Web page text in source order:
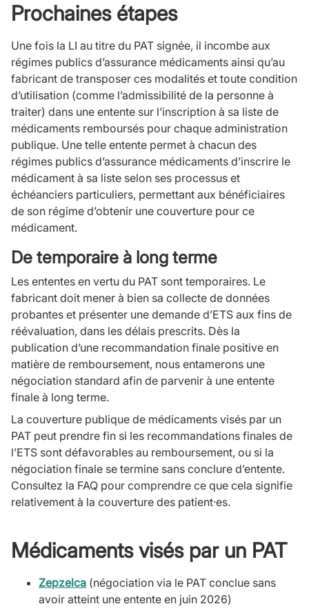
Prochaines étapes
Une fois la LI au titre du PAT signée, il incombe aux
régimes publics d’assurance médicaments ainsi qu’au
fabricant de transposer ces modalités et toute condition
d’utilisation (comme l’admissibilité de la personne à
traiter) dans une entente sur l’inscription à sa liste de
médicaments remboursés pour chaque administration
publique. Une telle entente permet à chacun des
régimes publics d’assurance médicaments d’inscrire le
médicament à sa liste selon ses processus et
échéanciers particuliers, permettant aux bénéficiaires
de son régime d’obtenir une couverture pour ce
médicament.
De temporaire à long terme
Les ententes en vertu du PAT sont temporaires. Le
fabricant doit mener à bien sa collecte de données
probantes et présenter une demande d’ETS aux fins de
réévaluation, dans les délais prescrits. Dès la
publication d’une recommandation finale positive en
matière de remboursement, nous entamerons une
négociation standard afin de parvenir à une entente
finale à long terme.
La couverture publique de médicaments visés par un
PAT peut prendre fin si les recommandations finales de
l’ETS sont défavorables au remboursement, ou si la
négociation finale se termine sans conclure d’entente.
Consultez la FAQ pour comprendre ce que cela signifie
relativement à la couverture des patient·es.
Médicaments visés par un PAT
Zepzelca (négociation via le PAT conclue sans
avoir atteint une entente en juin 2026)